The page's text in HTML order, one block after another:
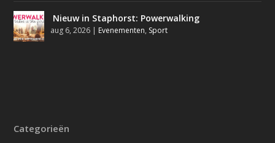
Nieuw in Staphorst: Powerwalking
aug 6, 2026 | Evenementen, Sport
Categorieën